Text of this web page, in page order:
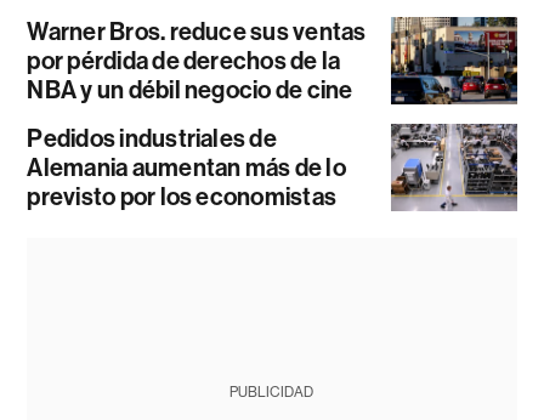
Warner Bros. reduce sus ventas
por pérdida de derechos de la
NBA y un débil negocio de cine
Pedidos industriales de
Alemania aumentan más de lo
previsto por los economistas
PUBLICIDAD